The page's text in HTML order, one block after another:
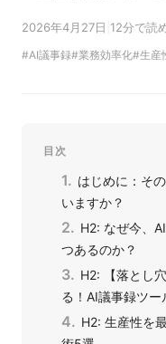
2026年4月27日 12分で読
AI議事録 業務効率化 生産
目次
はじめに：そ
いますか？
H2: なぜ今、
つあるのか？
H2: 【落とし
る！AI議事録ツ
H2: 生産性を